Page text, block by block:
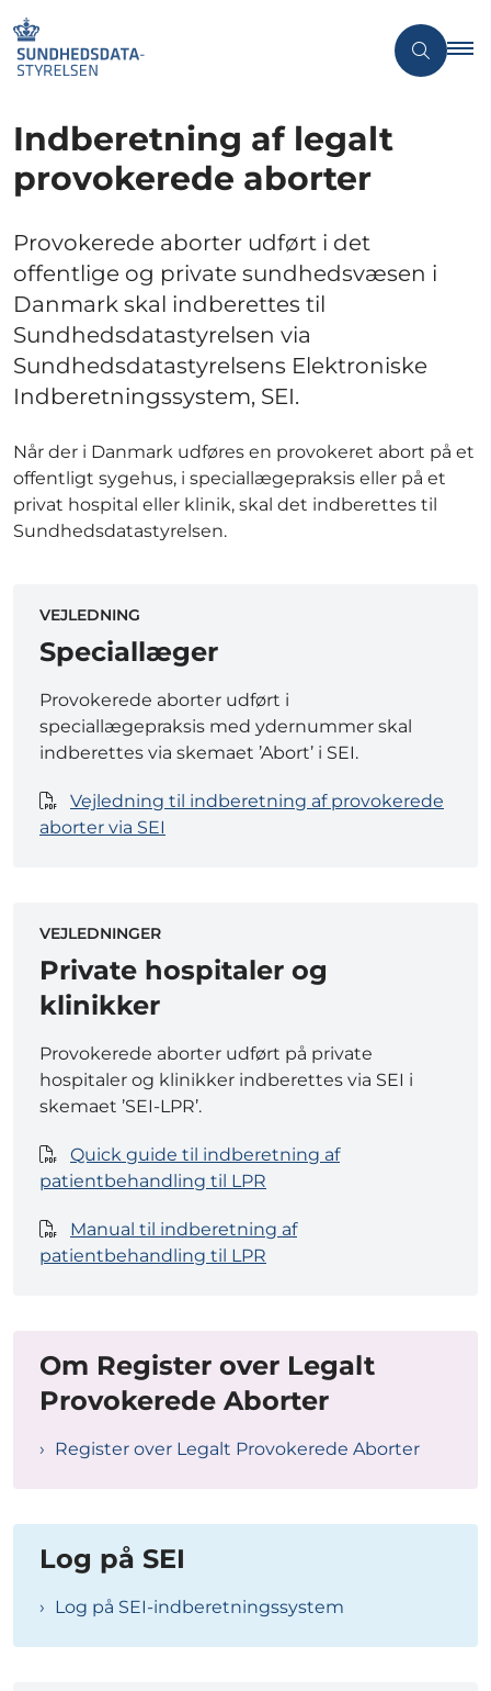
Indberetning af legalt
provokerede aborter
Provokerede aborter udført i det
offentlige og private sundhedsvæsen i
Danmark skal indberettes til
Sundhedsdatastyrelsen via
Sundhedsdatastyrelsens Elektroniske
Indberetningssystem, SEI.
Når der i Danmark udføres en provokeret abort på et
offentligt sygehus, i speciallægepraksis eller på et
privat hospital eller klinik, skal det indberettes til
Sundhedsdatastyrelsen.
VEJLEDNING
Speciallæger
Provokerede aborter udført i
speciallægepraksis med ydernummer skal
indberettes via skemaet ’Abort’ i SEI.
Vejledning til indberetning af provokerede
aborter via SEI
VEJLEDNINGER
Private hospitaler og
klinikker
Provokerede aborter udført på private
hospitaler og klinikker indberettes via SEI i
skemaet ’SEI-LPR’.
Quick guide til indberetning af
patientbehandling til LPR
Manual til indberetning af
patientbehandling til LPR
Om Register over Legalt
Provokerede Aborter
Register over Legalt Provokerede Aborter
Log på SEI
Log på SEI-indberetningssystem